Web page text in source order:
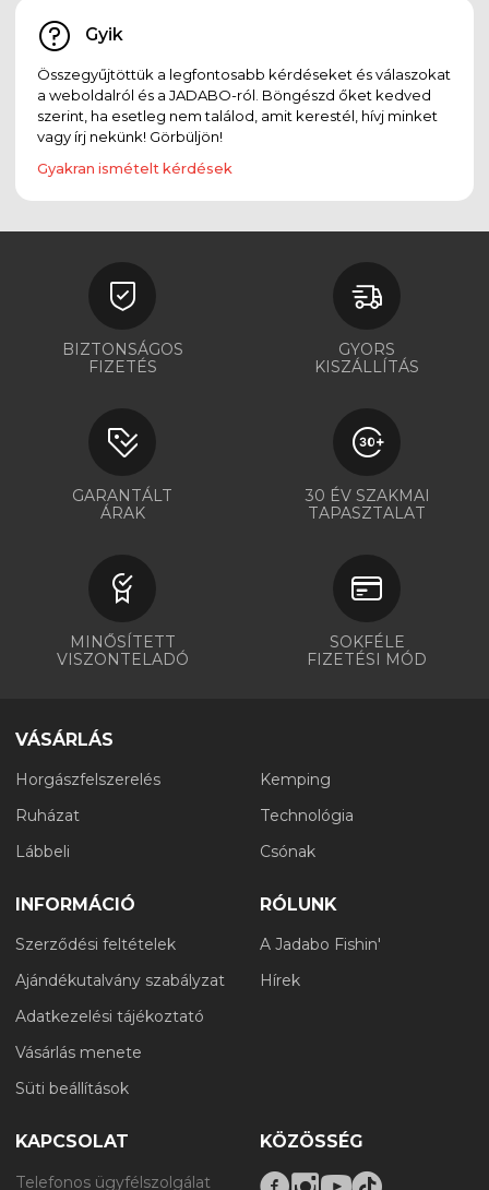
Gyik
Összegyűjtöttük a legfontosabb kérdéseket és válaszokat
a weboldalról és a JADABO-ról. Böngészd őket kedved
szerint, ha esetleg nem találod, amit kerestél, hívj minket
vagy írj nekünk! Görbüljön!
Gyakran ismételt kérdések
BIZTONSÁGOS
FIZETÉS
GYORS
KISZÁLLÍTÁS
GARANTÁLT
ÁRAK
30 ÉV SZAKMAI
TAPASZTALAT
MINŐSÍTETT
VISZONTELADÓ
SOKFÉLE
FIZETÉSI MÓD
VÁSÁRLÁS
Horgászfelszerelés
Ruházat
Lábbeli
Kemping
Technológia
Csónak
INFORMÁCIÓ
Szerződési feltételek
Ajándékutalvány szabályzat
Adatkezelési tájékoztató
Vásárlás menete
Süti beállítások
RÓLUNK
A Jadabo Fishin'
Hírek
KAPCSOLAT
Telefonos ügyfélszolgálat
KÖZÖSSÉG